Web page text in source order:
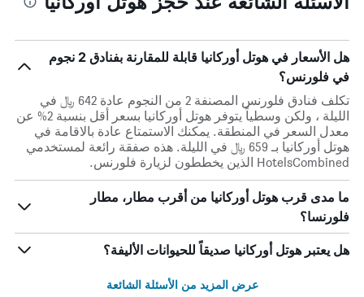
هل الأسعار في هوتل أوركانيا قابلة للمقارنة بفنادق 2 نجوم
في فلورنس؟
تكلف فنادق فلورنس المصنفة 2 من النجوم عادة 642 ﷼ في
الليلة ، ولكن وسطياً يتوفر هوتل أوركانيا بسعر أقل بنسبة 2% عن
معدل السعر في المنطقة. يمكنك الاستمتاع عادة بالاقامة في
هوتل أوركانيا بـ 659 ﷼ في الليلة. هذه صفقة رائعة لمستخدمي
HotelsCombined الذين يخططون لزيارة فلورنس.
ما مدى قرب هوتل أوركانيا من أقرب مطار، مطار
فلورنسا؟
هل يعتبر هوتل أوركانيا صديقاً للحيوانات الأليفة؟
عرض المزيد من الأسئلة الشائعة